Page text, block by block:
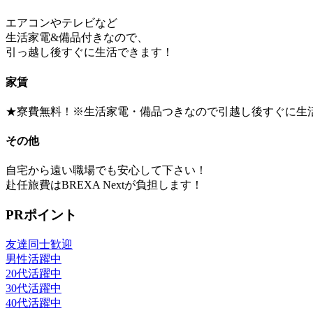
エアコンやテレビなど
生活家電&備品付きなので、
引っ越し後すぐに生活できます！
家賃
★寮費無料！※生活家電・備品つきなので引越し後すぐに生
その他
自宅から遠い職場でも安心して下さい！
赴任旅費はBREXA Nextが負担します！
PRポイント
友達同士歓迎
男性活躍中
20代活躍中
30代活躍中
40代活躍中